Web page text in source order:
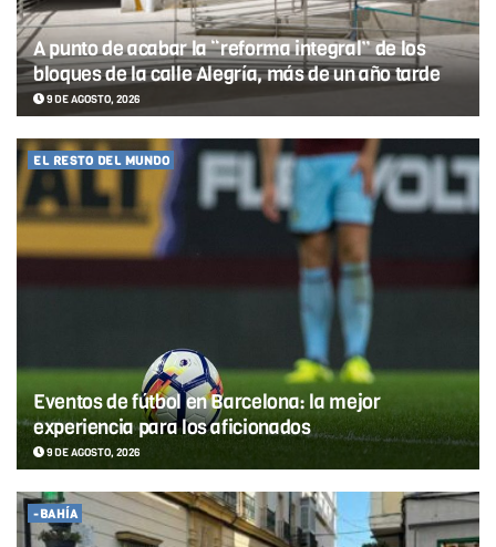
A punto de acabar la “reforma integral” de los
bloques de la calle Alegría, más de un año tarde
9 DE AGOSTO, 2026
EL RESTO DEL MUNDO
Eventos de fútbol en Barcelona: la mejor
experiencia para los aficionados
9 DE AGOSTO, 2026
-BAHÍA